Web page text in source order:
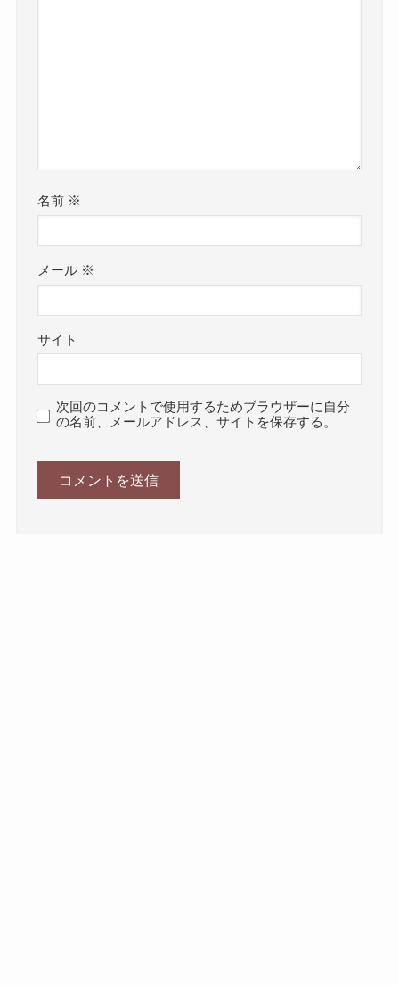
名前 ※
メール ※
サイト
次回のコメントで使用するためブラウザーに自分
の名前、メールアドレス、サイトを保存する。